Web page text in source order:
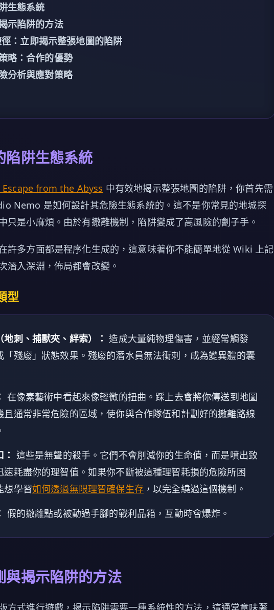
生態系統
示陷阱的方法
：立即揭示整張地圖的陷阱
略：合作的優勢
分析與應對策略
陷阱生態系統
Escape from the Abyss 中有效地揭示整張地圖的陷阱，你首先需
Nemo 是如何設計其危險生態系統的。這不是你常見的地城探
只是小麻煩。由於有撤離機制，陷阱變成了高風險的劊子手。
許多方面都是程序化生成的，這意味著你不能簡單地從 Wiki 上記
潛入深淵，佈局都會改變。
型
地刺、捕獸夾、絆索）： 造成大量純物理傷害，並經常觸發
「殘廢」狀態效果。殘廢的潛水員無法衝刺，成為變異體的囊
在像素藝術中看起來像輕微的扭曲。踩上去會將你傳送到地圖
且通常非常危險的區域，使你與合作隊伍和計劃好的撤離路線
這些是無聲的殺手。它們不會削減你的生命值，而是噴出致
速耗盡你的理智值。如果你不斷被這種理智耗損的危險所困
想學習如何透過無限理智確保生存，以完全繞過這個機制。
假的撤離點或被動過手腳的戰利品箱，互動時會爆炸。
與揭示陷阱的方法
方式進行遊戲，揭示陷阱需要一種系統性的方法，這通常意味著